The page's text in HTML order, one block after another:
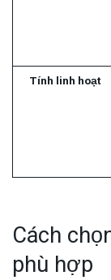
Tính linh hoạt
Cách
phù hợp